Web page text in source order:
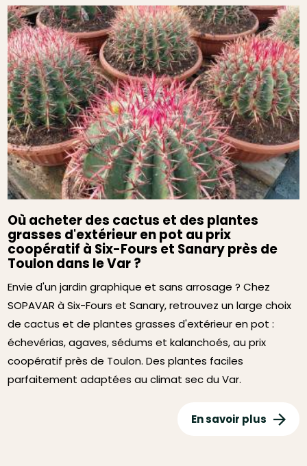
Où acheter des cactus et des plantes
grasses d'extérieur en pot au prix
coopératif à Six-Fours et Sanary près de
Toulon dans le Var ?
Envie d'un jardin graphique et sans arrosage ? Chez
SOPAVAR à Six-Fours et Sanary, retrouvez un large choix
de cactus et de plantes grasses d'extérieur en pot :
échevérias, agaves, sédums et kalanchoés, au prix
coopératif près de Toulon. Des plantes faciles
parfaitement adaptées au climat sec du Var.
En savoir plus